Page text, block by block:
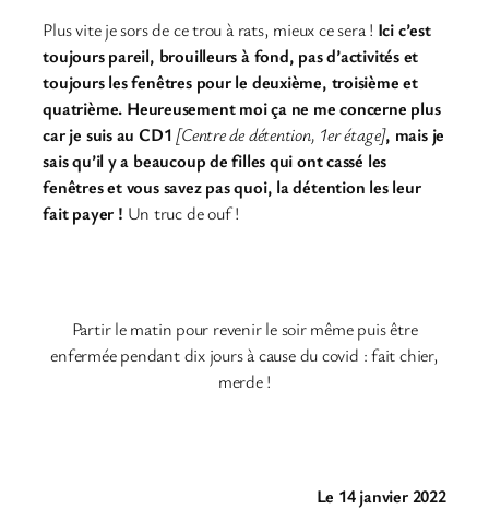
Plus vite je sors de ce trou à rats, mieux ce sera ! Ici c’est
toujours pareil, brouilleurs à fond, pas d’activités et
toujours les fenêtres pour le deuxième, troisième et
quatrième. Heureusement moi ça ne me concerne plus
car je suis au CD1 [Centre de détention, 1er étage], mais je
sais qu’il y a beaucoup de filles qui ont cassé les
fenêtres et vous savez pas quoi, la détention les leur
fait payer ! Un truc de ouf !
Partir le matin pour revenir le soir même puis être
enfermée pendant dix jours à cause du covid : fait chier,
merde !
Le 14 janvier 2022